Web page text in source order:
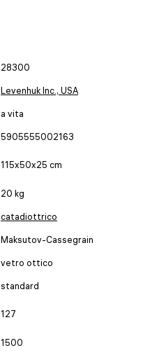
28300
Levenhuk Inc., USA
a vita
5905555002163
115x50x25 cm
20 kg
catadiottrico
Maksutov-Cassegrain
vetro ottico
standard
127
1500